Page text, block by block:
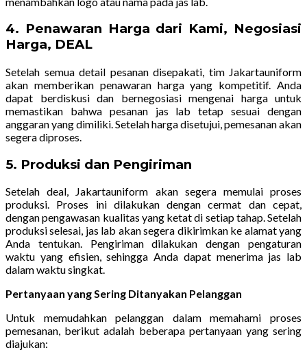
4. Penawaran Harga dari Kami, Negosiasi
Harga, DEAL
Setelah semua detail pesanan disepakati, tim Jakartauniform
akan memberikan penawaran harga yang kompetitif. Anda
dapat berdiskusi dan bernegosiasi mengenai harga untuk
memastikan bahwa pesanan jas lab tetap sesuai dengan
anggaran yang dimiliki. Setelah harga disetujui, pemesanan akan
segera diproses.
5. Produksi dan Pengiriman
Setelah deal, Jakartauniform akan segera memulai proses
produksi. Proses ini dilakukan dengan cermat dan cepat,
dengan pengawasan kualitas yang ketat di setiap tahap. Setelah
produksi selesai, jas lab akan segera dikirimkan ke alamat yang
Anda tentukan. Pengiriman dilakukan dengan pengaturan
waktu yang efisien, sehingga Anda dapat menerima jas lab
dalam waktu singkat.
Pertanyaan yang Sering Ditanyakan Pelanggan
Untuk memudahkan pelanggan dalam memahami proses
pemesanan, berikut adalah beberapa pertanyaan yang sering
diajukan: